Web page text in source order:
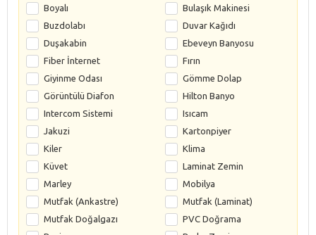
Boyalı
Bulaşık Makinesi
Buzdolabı
Duvar Kağıdı
Duşakabin
Ebeveyn Banyosu
Fiber İnternet
Fırın
Giyinme Odası
Gömme Dolap
Görüntülü Diafon
Hilton Banyo
Intercom Sistemi
Isıcam
Jakuzi
Kartonpiyer
Kiler
Klima
Küvet
Laminat Zemin
Marley
Mobilya
Mutfak (Ankastre)
Mutfak (Laminat)
Mutfak Doğalgazı
PVC Doğrama